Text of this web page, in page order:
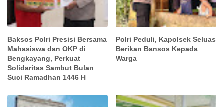
Baksos Polri Presisi Bersama
Mahasiswa dan OKP di
Bengkayang, Perkuat
Solidaritas Sambut Bulan
Suci Ramadhan 1446 H
Polri Peduli, Kapolsek Seluas
Berikan Bansos Kepada
Warga